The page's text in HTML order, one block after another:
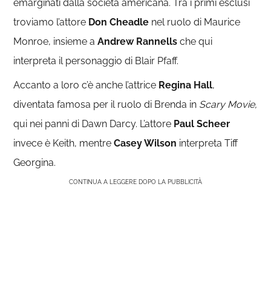
emarginati dalla società americana. Tra i primi esclusi
troviamo l’attore Don Cheadle nel ruolo di Maurice
Monroe, insieme aAndrew Rannells che qui
interpreta il personaggio di Blair Pfaff.
Accanto a loro c’è anche l’attrice Regina Hall,
diventata famosa per il ruolo di Brenda in Scary Movie,
qui nei panni di Dawn Darcy. L’attore Paul Scheer
invece è Keith, mentreCasey Wilson interpreta Tiff
Georgina.
CONTINUA A LEGGERE DOPO LA PUBBLICITÀ